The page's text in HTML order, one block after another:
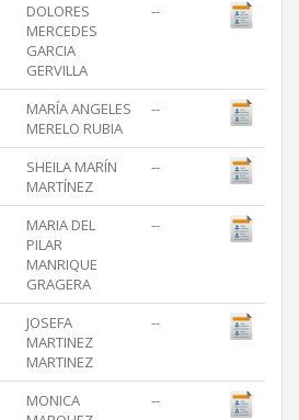
DOLORES
MERCEDES
GARCIA
GERVILLA
--
MARÍA ANGELES
MERELO RUBIA
--
SHEILA MARÍN
MARTÍNEZ
--
MARIA DEL
PILAR
MANRIQUE
GRAGERA
--
JOSEFA
MARTINEZ
MARTINEZ
--
MONICA
--